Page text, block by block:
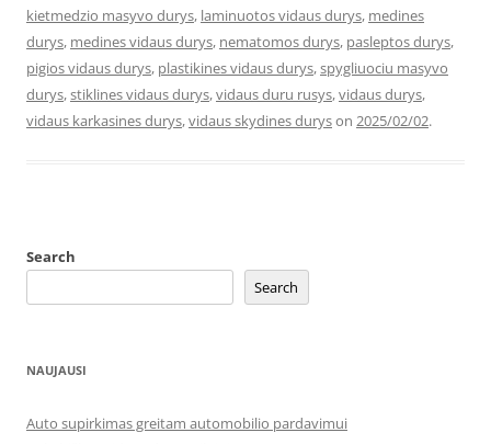
kietmedzio masyvo durys, laminuotos vidaus durys, medines
durys, medines vidaus durys, nematomos durys, pasleptos durys,
pigios vidaus durys, plastikines vidaus durys,spygliuociu masyvo
durys,stiklines vidaus durys,vidaus duru rusys,vidaus durys,
vidaus karkasines durys,vidaus skydines duryson 2025/02/02.
Search
Search
NAUJAUSI
Auto supirkimas greitam automobilio pardavimui